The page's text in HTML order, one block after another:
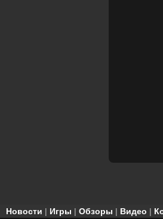
Новости | Игры | Обзоры | Видео |